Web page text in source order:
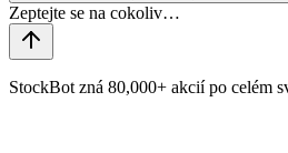
StockBot zná 80,000+ akcií po celém